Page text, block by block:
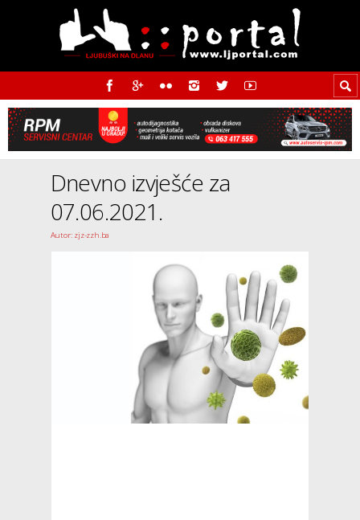
Dnevno izvješće za
07.06.2021.
Autor: zjz-zzh.ba